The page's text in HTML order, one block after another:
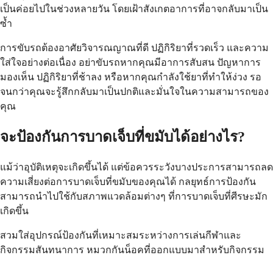
เป็นค่อยไปในช่วงหลายวัน โดยเฝ้าสังเกตอาการที่อาจกลับมาเป็น
ซ้ำ
การขับรถต้องอาศัยวิจารณญาณที่ดี ปฏิกิริยาที่รวดเร็ว และความ
ใส่ใจอย่างต่อเนื่อง อย่าขับรถหากคุณมีอาการสับสน ปัญหาการ
มองเห็น ปฏิกิริยาที่ช้าลง หรือหากคุณกำลังใช้ยาที่ทำให้ง่วง รอ
จนกว่าคุณจะรู้สึกกลับมาเป็นปกติและมั่นใจในความสามารถของ
คุณ
จะป้องกันการบาดเจ็บที่ขมับได้อย่างไร?
แม้ว่าอุบัติเหตุจะเกิดขึ้นได้ แต่ข้อควรระวังบางประการสามารถลด
ความเสี่ยงต่อการบาดเจ็บที่ขมับของคุณได้ กลยุทธ์การป้องกัน
สามารถนำไปใช้กับสภาพแวดล้อมต่างๆ ที่การบาดเจ็บที่ศีรษะมัก
เกิดขึ้น
สวมใส่อุปกรณ์ป้องกันที่เหมาะสมระหว่างการเล่นกีฬาและ
กิจกรรมสันทนาการ หมวกกันน็อคที่ออกแบบมาสำหรับกิจกรรม